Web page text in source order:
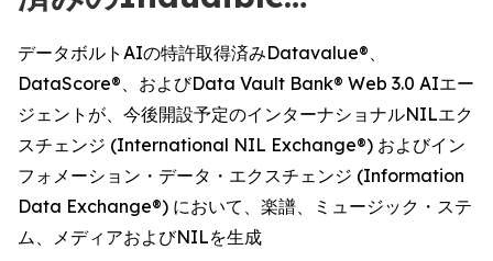
データボルトAIの特許取得済みDatavalue®、
DataScore®、およびData Vault Bank® Web 3.0 AIエー
ジェントが、今後開設予定のインターナショナルNILエク
スチェンジ (International NIL Exchange®) およびイン
フォメーション・データ・エクスチェンジ (Information
Data Exchange®) において、楽譜、ミュージック・ステ
ム、メディアおよびNILを生成